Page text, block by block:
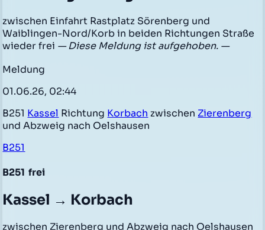
zwischen Einfahrt Rastplatz Sörenberg und
Waiblingen-Nord/Korb in beiden Richtungen Straße
wieder frei — Diese Meldung ist aufgehoben. —
Meldung
01.06.26, 02:44
B251 Kassel Richtung Korbach zwischen Zierenberg
und Abzweig nach Oelshausen
B251
B251 frei
Kassel → Korbach
zwischen Zierenberg und Abzweig nach Oelshausen